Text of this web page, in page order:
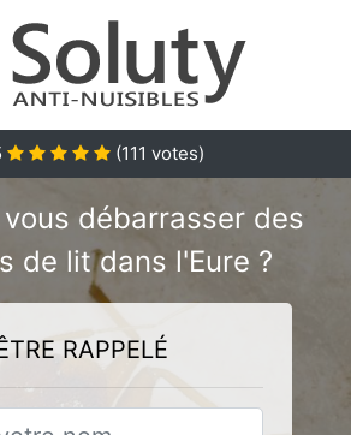
(111 votes)
débarrasser des
de lit dans l'Eure ?
RAPPELÉ